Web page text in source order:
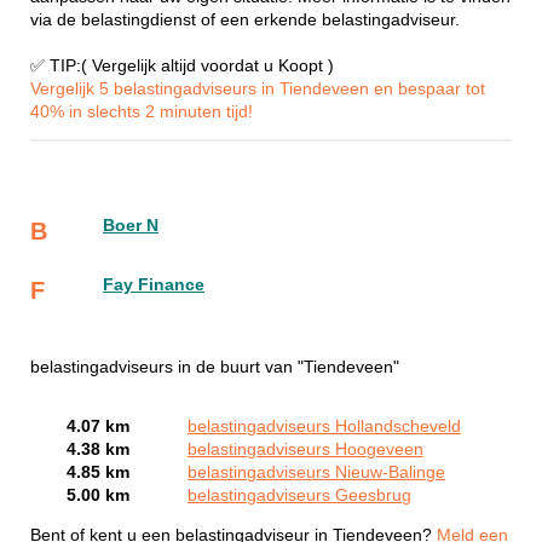
via de belastingdienst of een erkende belastingadviseur.
✅ TIP:( Vergelijk altijd voordat u Koopt )
Vergelijk 5 belastingadviseurs in Tiendeveen en bespaar tot
40% in slechts 2 minuten tijd!
B Boer N
F Fay Finance
belastingadviseurs in de buurt van "Tiendeveen"
4.07 km
belastingadviseurs Hollandscheveld
4.38 km
belastingadviseurs Hoogeveen
4.85 km
belastingadviseurs Nieuw-Balinge
5.00 km
belastingadviseurs Geesbrug
Bent of kent u een belastingadviseur in Tiendeveen? Meld een